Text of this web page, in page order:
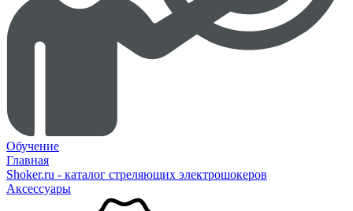
Обучение
Главная
Shoker.ru - каталог стреляющих электрошокеров
Аксессуары